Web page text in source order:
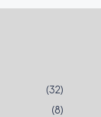
(32)
(8)